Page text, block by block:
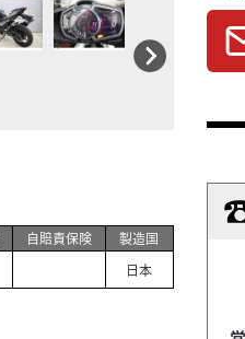
自賠責保険
製造国
日本